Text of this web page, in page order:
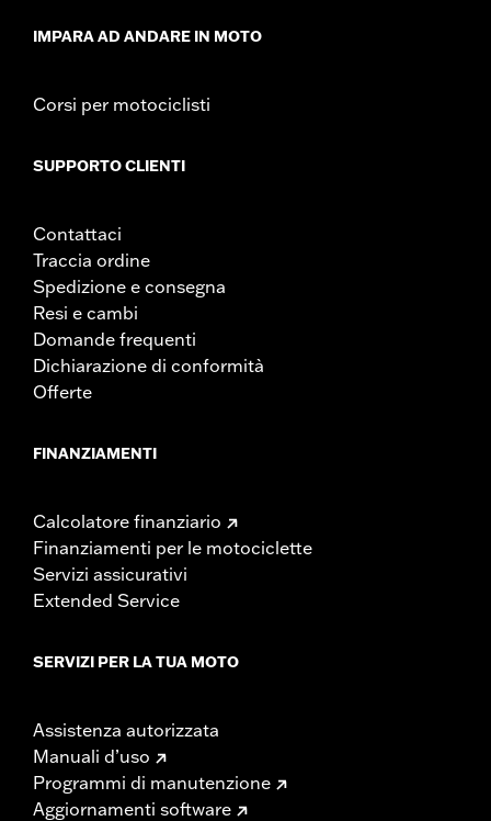
IMPARA AD ANDARE IN MOTO
Corsi per motociclisti
SUPPORTO CLIENTI
Contattaci
Traccia ordine
Spedizione e consegna
Resi e cambi
Domande frequenti
Dichiarazione di conformità
Offerte
FINANZIAMENTI
Calcolatore finanziario
Finanziamenti per le motociclette
Servizi assicurativi
Extended Service
SERVIZI PER LA TUA MOTO
Assistenza autorizzata
Manuali d’uso
Programmi di manutenzione
Aggiornamenti software